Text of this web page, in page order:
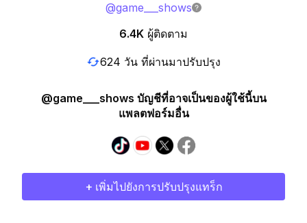
@game___shows
6.4K ผู้ติดตาม
624 วัน ที่ผ่านมาปรับปรุง
@game___shows บัญชีที่อาจเป็นของผู้ใช้นี้บน
แพลตฟอร์มอื่น
+ เพิ่มไปยังการปรับปรุงแทร็ก